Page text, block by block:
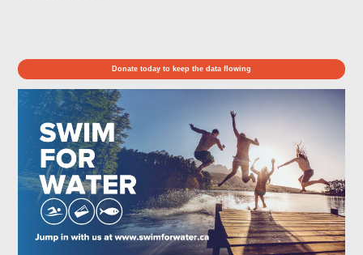
Donate today to keep the data flowing